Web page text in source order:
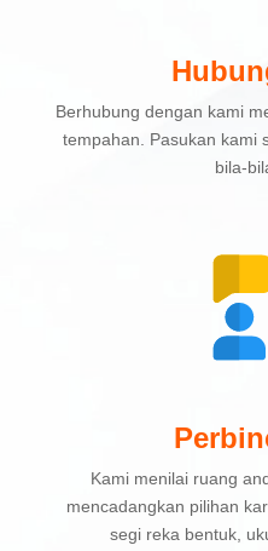
Berhubung dengan kami
tempahan. Pasukan kami
bila-
Kami menilai ruang
mencadangkan pilihan
segi reka bentuk,